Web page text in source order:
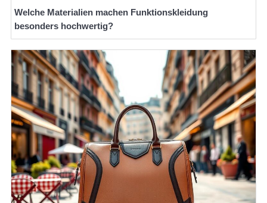
Welche Materialien machen Funktionskleidung
besonders hochwertig?